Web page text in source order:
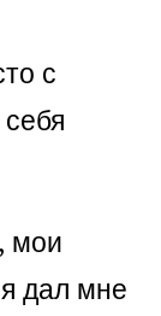
с
мои
дал мне